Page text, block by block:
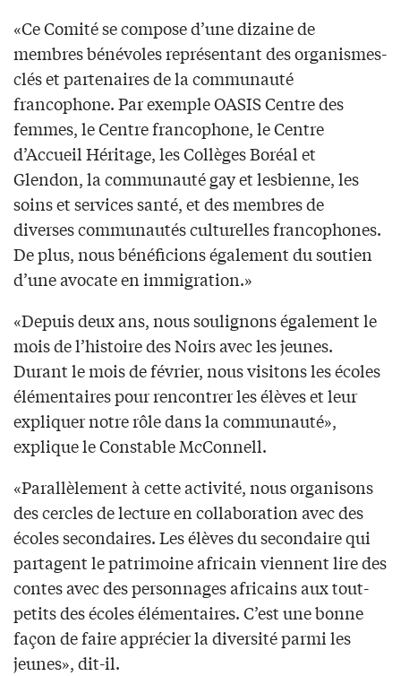
«Ce Comité se compose d’une dizaine de
membres bénévoles représentant des organismes-
clés et partenaires de la communauté
francophone. Par exemple OASIS Centre des
femmes, le Centre francophone, le Centre
d’Accueil Héritage, les Collèges Boréal et
Glendon, la communauté gay et lesbienne, les
soins et services santé, et des membres de
diverses communautés culturelles francophones.
De plus, nous bénéficions également du soutien
d’une avocate en immigration.»
«Depuis deux ans, nous soulignons également le
mois de l’histoire des Noirs avec les jeunes.
Durant le mois de février, nous visitons les écoles
élémentaires pour rencontrer les élèves et leur
expliquer notre rôle dans la communauté»,
explique le Constable McConnell.
«Parallèlement à cette activité, nous organisons
des cercles de lecture en collaboration avec des
écoles secondaires. Les élèves du secondaire qui
partagent le patrimoine africain viennent lire des
contes avec des personnages africains aux tout-
petits des écoles élémentaires. C’est une bonne
façon de faire apprécier la diversité parmi les
jeunes», dit-il.